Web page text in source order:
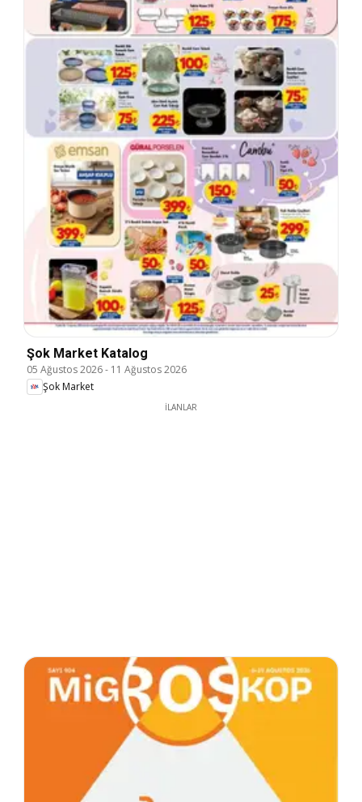
Şok Market Katalog
05 Ağustos 2026- 11 Ağustos 2026
Şok Market
İLANLAR